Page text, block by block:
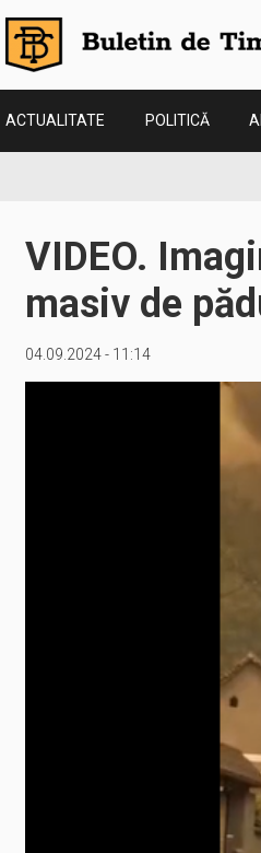
ACTUALITATE POLITICĂ
VIDEO.
masiv de
04.09.2024 - 11:14